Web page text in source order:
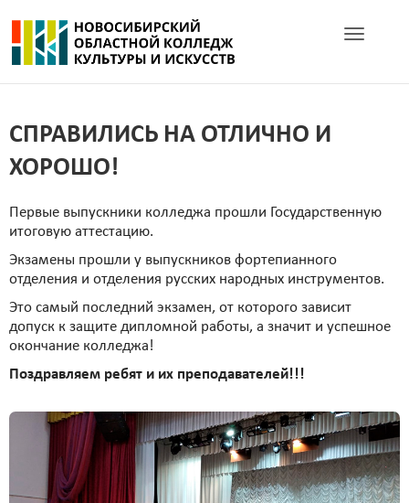
Toggle
СПРАВИЛИСЬ НА ОТЛИЧНО И
ХОРОШО!
Первые выпускники колледжа прошли Государственную
итоговую аттестацию.
Экзамены прошли у выпускников фортепианного
отделения и отделения русских народных инструментов.
Это самый последний экзамен, от которого зависит
допуск к защите дипломной работы, а значит и успешное
окончание колледжа!
Поздравляем ребят и их преподавателей!!!